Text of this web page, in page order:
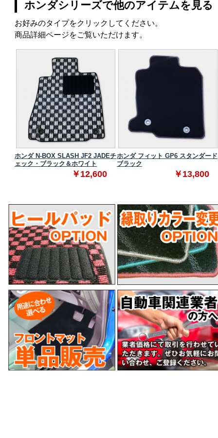
ホンダシリーズで他のアイテムを見る
お好みのタイプをクリックしてください。
商品詳細ページをご覧いただけます。
ホンダ N-BOX SLASH JF2 JADEチ
ェック・ブラック＆ホワイト
￥12,600
ホンダ フィット GP6 スタンダード
ブラック
￥13,800